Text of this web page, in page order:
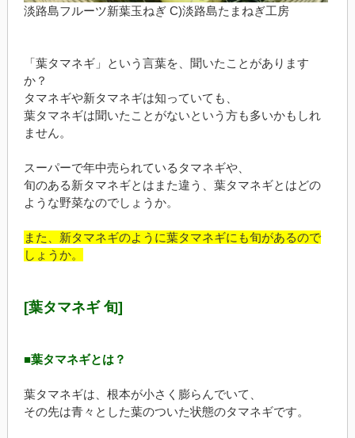
淡路島フルーツ新葉玉ねぎ C)淡路島たまねぎ工房
「葉タマネギ」という言葉を、聞いたことがあります
か？
タマネギや新タマネギは知っていても、
葉タマネギは聞いたことがないという方も多いかもしれ
ません。
スーパーで年中売られているタマネギや、
旬のある新タマネギとはまた違う、葉タマネギとはどの
ような野菜なのでしょうか。
また、新タマネギのように葉タマネギにも旬があるので
しょうか。
[葉タマネギ 旬]
■葉タマネギとは？
葉タマネギは、根本が小さく膨らんでいて、
その先は青々とした葉のついた状態のタマネギです。